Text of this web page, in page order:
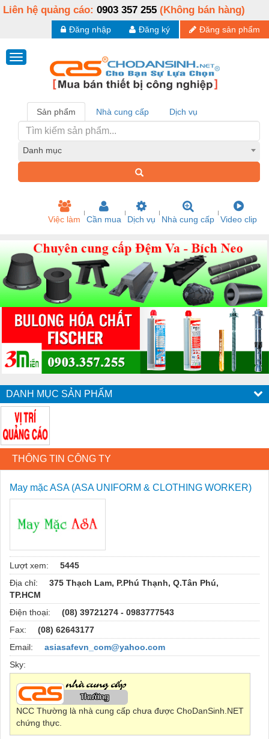
Liên hệ quảng cáo: 0903 357 255 (Không bán hàng)
Đăng sản phẩm
Đăng ký
Đăng nhập
Sản phẩm Nhà cung cấp Dịch vụ
Danh mục
Việc làm Cần mua Dịch vụ Nhà cung cấp Video clip
DANH MỤC SẢN PHẨM
THÔNG TIN CÔNG TY
May mặc ASA (ASA UNIFORM & CLOTHING WORKER)
Lượt xem:
5445
Địa chỉ:
375 Thạch Lam, P.Phú Thạnh, Q.Tân Phú,
TP.HCM
Điện thoại:
(08) 39721274 - 0983777543
Fax:
(08) 62643177
Email:
asiasafevn_com@yahoo.com
Sky:
NCC Thường là nhà cung cấp chưa được ChoDanSinh.NET
chứng thực.